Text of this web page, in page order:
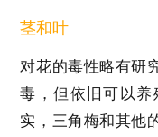
茎和叶
对花的毒性略有研
毒，但依旧可以
实，三角梅和其他